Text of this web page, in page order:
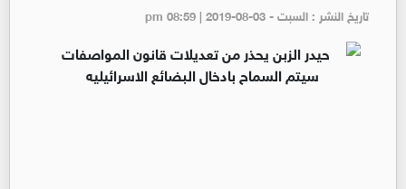
تاريخ النشر : السبت - pm 08:59 | 2019-08-03